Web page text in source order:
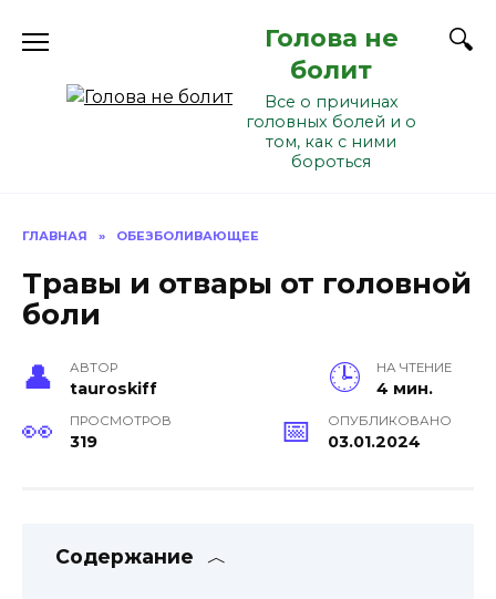
Голова не
болит
Все о причинах
головных болей и о
том, как с ними
бороться
ГЛАВНАЯ » ОБЕЗБОЛИВАЮЩЕЕ
Травы и отвары от головной
боли
АВТОР
tauroskiff
НА ЧТЕНИЕ
4 мин.
ПРОСМОТРОВ
319
ОПУБЛИКОВАНО
03.01.2024
Содержание